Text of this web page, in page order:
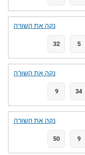
32 5
נקה את השורה
9 34
נקה את השורה
50 9
נקה את השורה